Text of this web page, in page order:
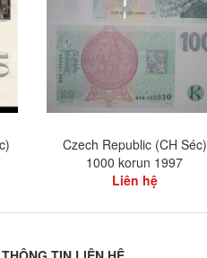
Czech Republic (CH Séc)
1000 korun 1997
Liên hệ